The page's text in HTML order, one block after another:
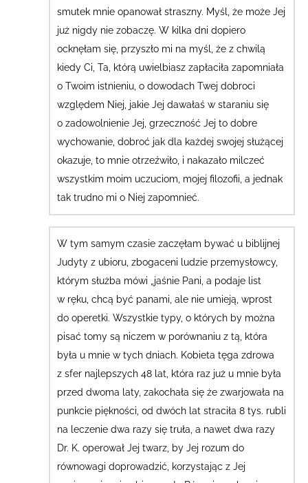
smutek mnie opanował straszny. Myśl, że może Jej
już nigdy nie zobaczę. W kilka dni dopiero
ocknęłam się, przyszło mi na myśl, że z chwilą
kiedy Ci, Ta, którą uwielbiasz zapłaciła zapomniała
o Twoim istnieniu, o dowodach Twej dobroci
względem Niej, jakie Jej dawałaś w staraniu się
o zadowolnienie Jej, grzeczność Jej to dobre
wychowanie, dobroć jak dla każdej swojej służącej
okazuje, to mnie otrzeźwiło, i nakazało milczeć
wszystkim moim uczuciom, mojej filozofii, a jednak
tak trudno mi o Niej zapomnieć.
W tym samym czasie zaczęłam bywać u biblijnej
Judyty z ubioru, zbogaceni ludzie przemysłowcy,
którym służba mówi „jaśnie Pani, a podaje list
w ręku, chcą być panami, ale nie umieją, wprost
do operetki. Wszystkie typy, o których by można
pisać tomy są niczem w porównaniu z tą, która
była u mnie w tych dniach. Kobieta tęga zdrowa
z sfer najlepszych 48 lat, która raz już u mnie była
przed dwoma laty, zakochała się żezwarjowała na
punkcie piękności, od dwóch lat straciła 8 tys. rubli
na leczeniedwa razy się truła ,a nawet dwa razy
Dr. K. operował Jej twarz, by Jej rozum do
równowagi doprowadzić, korzystając z Jej